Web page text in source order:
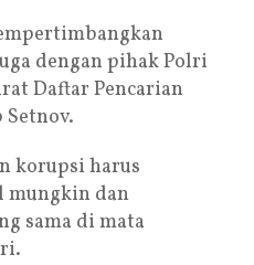
dengan pihak Polri
Daftar Pencarian
Setnov.
korupsi harus
mungkin dan
sama di mata